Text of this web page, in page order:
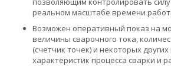
реальном масштабе времени
Возможен оперативный показ на
величины сварочного тока,
(счетчик точек) и некоторых
характеристик процесса сварки и